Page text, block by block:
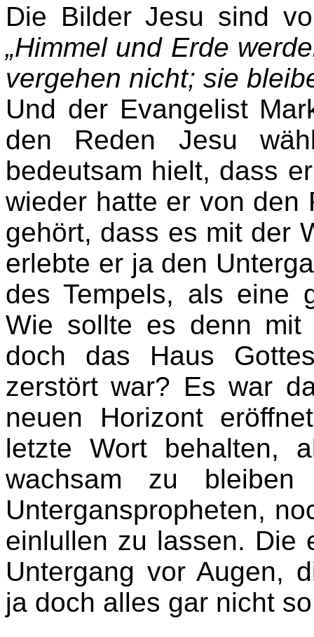
Die Bilder Jesu sind
„Himmel und Erde
vergehen nicht; sie
Und der Evangelist
den Reden Jesu
bedeutsam hielt, dass
wieder hatte er von den
gehört, dass es mit der
erlebte er ja den
des Tempels, als eine
Wie sollte es denn mit
doch das Haus
zerstört war? Es war
neuen Horizont
letzte Wort behalten,
wachsam zu
Unterganspropheten,
einlullen zu lassen. Die
Untergang vor Augen,
ja doch alles gar nicht